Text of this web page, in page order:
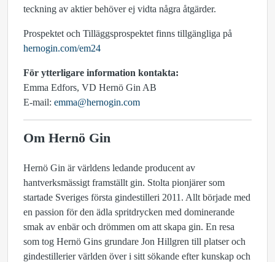
teckning av aktier behöver ej vidta några åtgärder.
Prospektet och Tilläggsprospektet finns tillgängliga på
hernogin.com/em24
För ytterligare information kontakta:
Emma Edfors, VD Hernö Gin AB
E-mail: emma@hernogin.com
Om Hernö Gin
Hernö Gin är världens ledande producent av
hantverksmässigt framställt gin. Stolta pionjärer som
startade Sveriges första gindestilleri 2011. Allt började med
en passion för den ädla spritdrycken med dominerande
smak av enbär och drömmen om att skapa gin. En resa
som tog Hernö Gins grundare Jon Hillgren till platser och
gindestillerier världen över i sitt sökande efter kunskap och